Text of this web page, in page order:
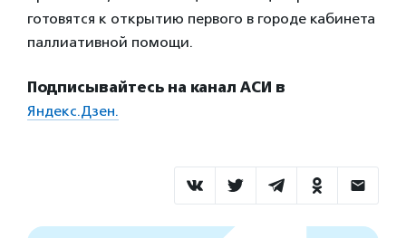
готовятся к открытию первого в городе кабинета
паллиативной помощи.
Подписывайтесь на канал АСИ в
Яндекс.Дзен.